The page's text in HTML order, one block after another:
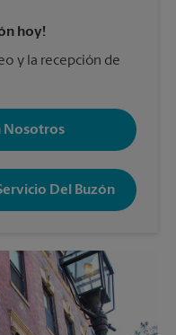
hoy!
y la recepción de
Nosotros
Del Buzón